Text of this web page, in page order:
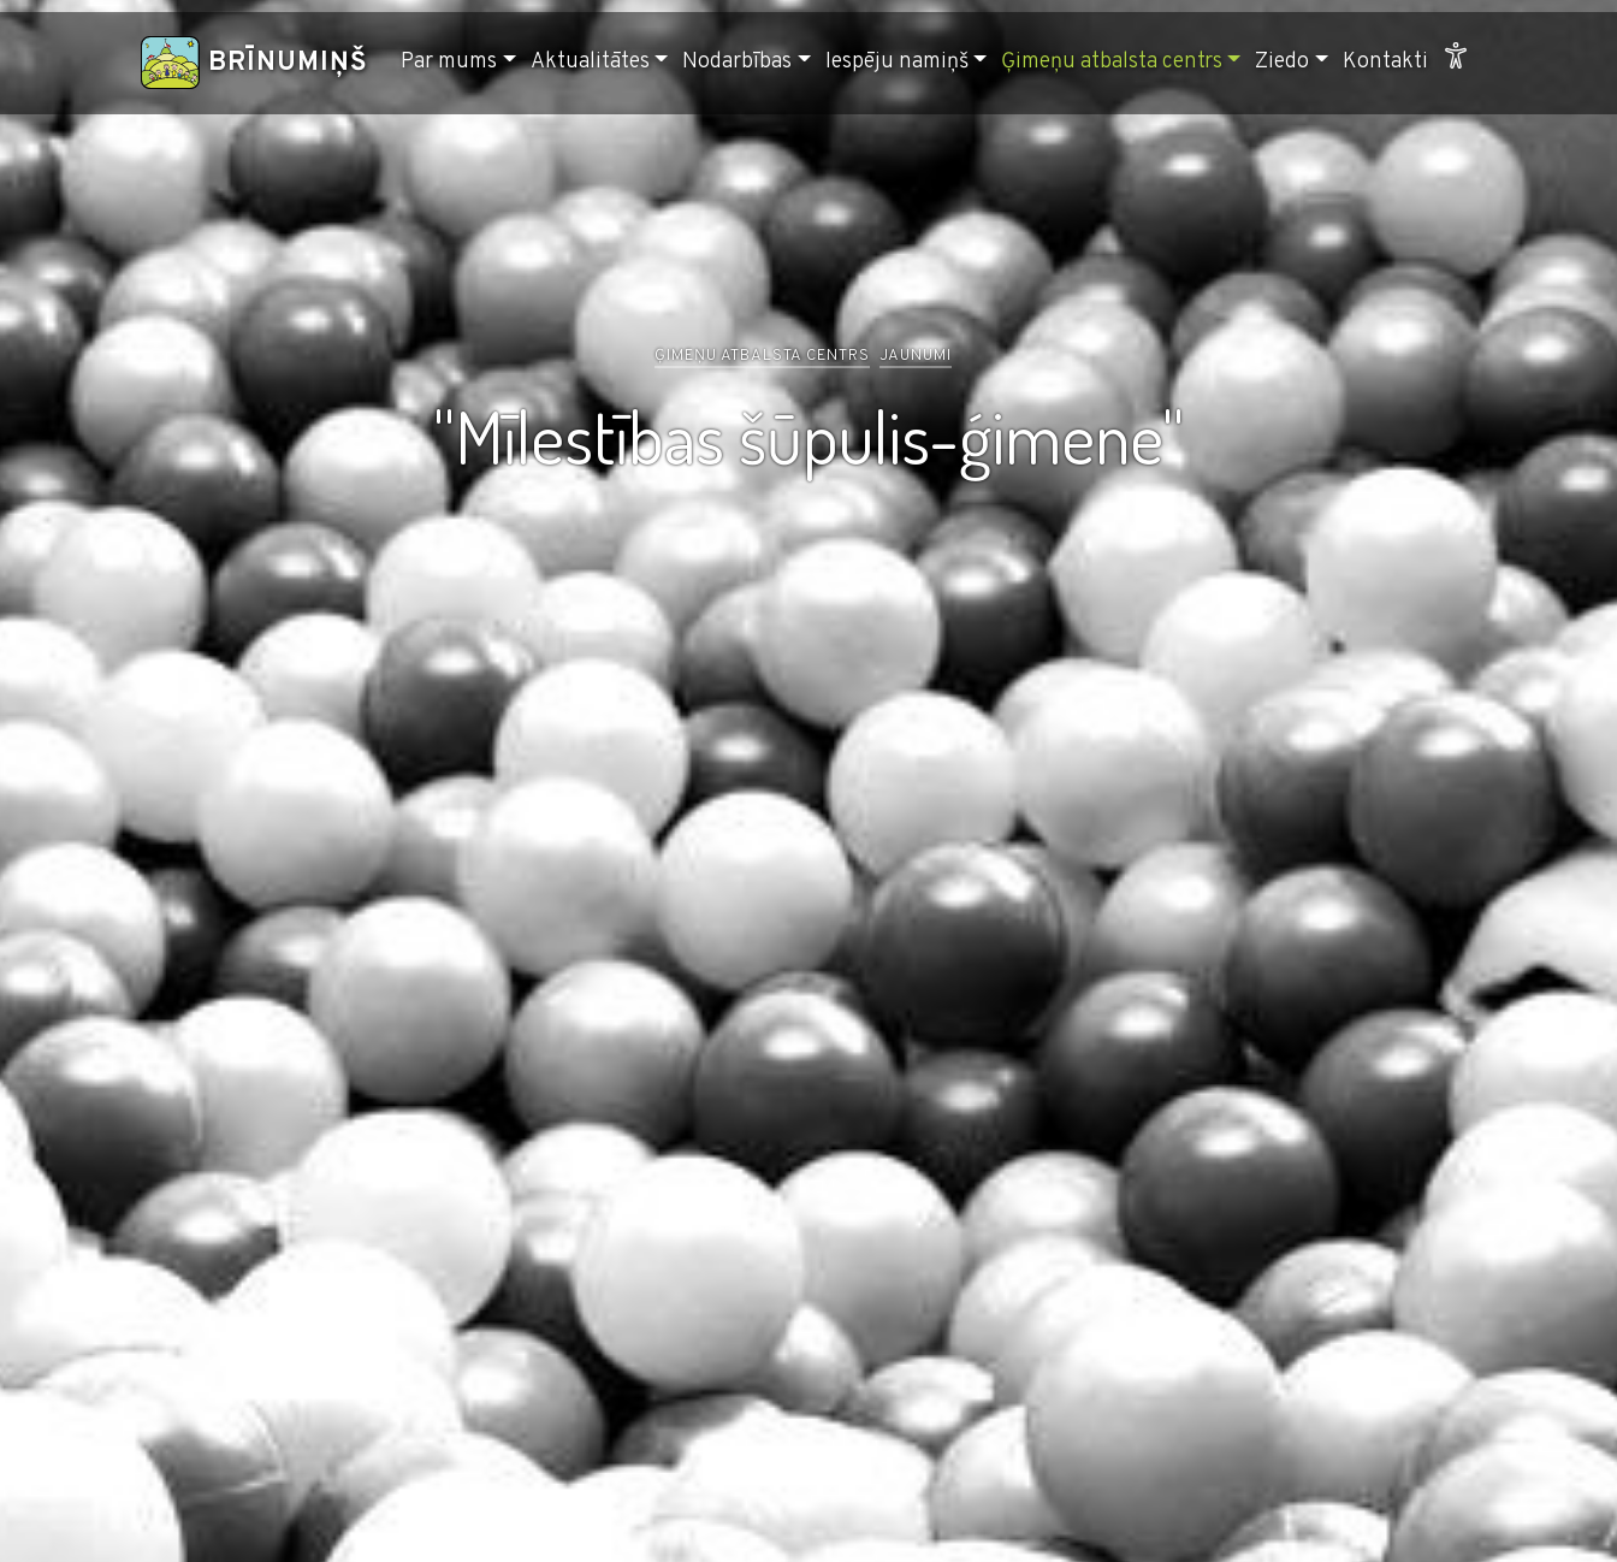
BRĪNUMIŅŠ Par mums Aktualitātes Nodarbības Iespēju namiņš Ģimeņu atbalsta centrs Ziedo Kontakti
ĢIMEŅU ATBALSTA CENTRS JAUNUMI
''Mīlestības šūpulis-ģimene''